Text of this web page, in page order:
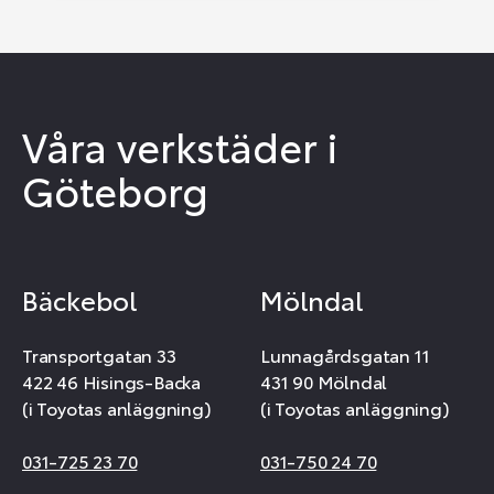
Våra verkstäder i
Göteborg
Bäckebol
Transportgatan 33
422 46 Hisings-Backa
(i Toyotas anläggning)
031-725 23 70
Mölndal
Lunnagårdsgatan 11
431 90 Mölndal
(i Toyotas anläggning)
031-750 24 70